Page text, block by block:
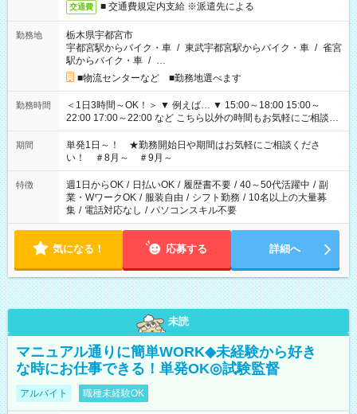
交通費 ■ 交通費規定内支給 ※派遣先による
勤務地
栃木県宇都宮市
宇都宮駅からバイク・車 / 東武宇都宮駅からバイク・車 / 雀宮
駅からバイク・車 / …
■物流センターなど ■勤務地選べます
勤務時間
＜1日3時間～OK！＞ ▼ 例えば… ▼ 15:00～18:00 15:00～
22:00 17:00～22:00 など こちら以外の時間もお気軽にご相談く
ださい！
期間
単発1日～！ ★勤務開始日や期間はお気軽にご相談くださ
い！ ＃8月～ ＃9月～
特徴 週1日からOK / 日払いOK / 履歴書不要 / 40～50代活躍中 / 副
業・WワークOK / 服装自由 / シフト勤務 / 10名以上の大量募
集 / 電話対応なし / パソコンスキル不要
気になる！ 応募する 詳細へ
未読
マニュアル通りに簡単WORK◆未経験から好き
な時にお仕事できる！単発OK◎試験監督
アルバイト 職種未経験OK